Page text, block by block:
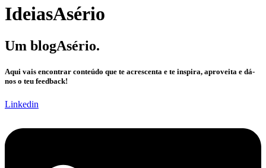
IdeiasAsério
Um blogAsério.
Aqui vais encontrar conteúdo que te acrescenta e te inspira, aproveita e dá-
nos o teu feedback!
Linkedin